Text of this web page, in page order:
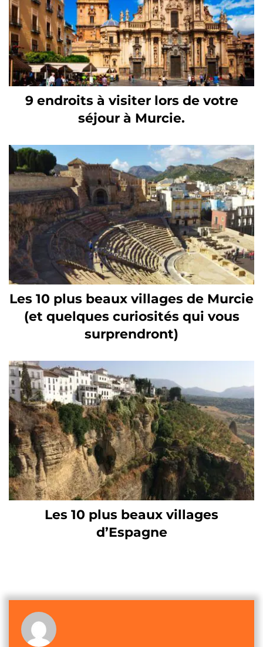
9 endroits à visiter lors de votre
séjour à Murcie.
Les 10 plus beaux villages de Murcie
(et quelques curiosités qui vous
surprendront)
Les 10 plus beaux villages
d’Espagne